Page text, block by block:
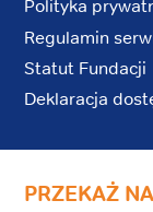
Polityka
Regulamin
Statut Fundacji
Deklaracja
PRZEKAŻ